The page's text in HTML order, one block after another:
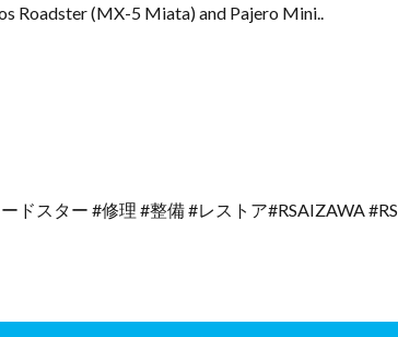
Roadster (MX-5 Miata) and Pajero Mini..
ドスター #修理 #整備 #レストア#RSAIZAWA #RS